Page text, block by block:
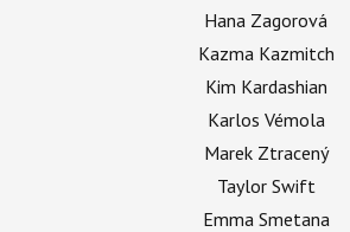
Hana Zagorová
Kazma Kazmitch
Kim Kardashian
Karlos Vémola
Marek Ztracený
Taylor Swift
Emma Smetana